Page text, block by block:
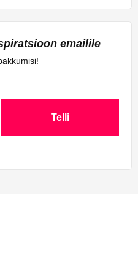
emailile
Telli